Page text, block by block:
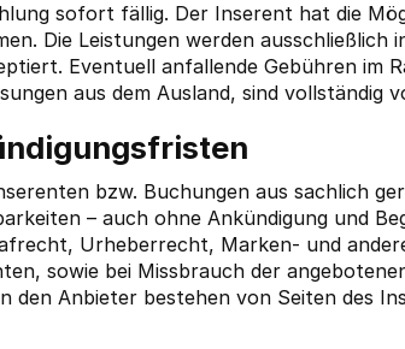
sofort fällig. Der Inserent hat die
Die Leistungen werden ausschließlich
Eventuell anfallende Gebühren im
aus dem Ausland, sind vollständig
bzw. Buchungen aus sachlich
– auch ohne Ankündigung und
Urheberrecht, Marken- und
sowie bei Missbrauch der
den Anbieter bestehen von Seiten des